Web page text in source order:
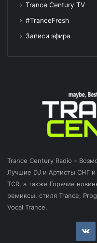
Trance Century TV
#TranceFresh
Записи эфира
Trance Century Radio –
Лучшие DJ и Артисты СНГ
TCR, а также Горячие
ремиксы, стиля Trance,
Vocal Trance.